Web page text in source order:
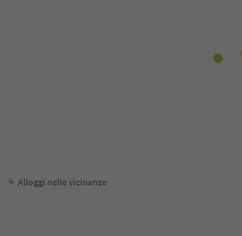
Alloggi nelle vicinanze